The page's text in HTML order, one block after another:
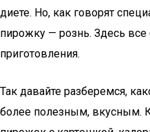
диете. Но, как говорят
пирожку — рознь. Здесь все
приготовления.
Так давайте разберемся,
более полезным, вкусным.